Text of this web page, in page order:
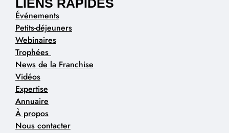
LIENS RAPIDES
Événements
Petits-déjeuners
Webinaires
Trophées
News de la Franchise
Vidéos
Expertise
Annuaire
À propos
Nous contacter